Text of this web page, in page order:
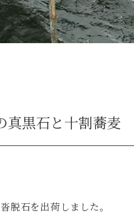
真黒石と十割蕎麦
脱石を出荷しました。